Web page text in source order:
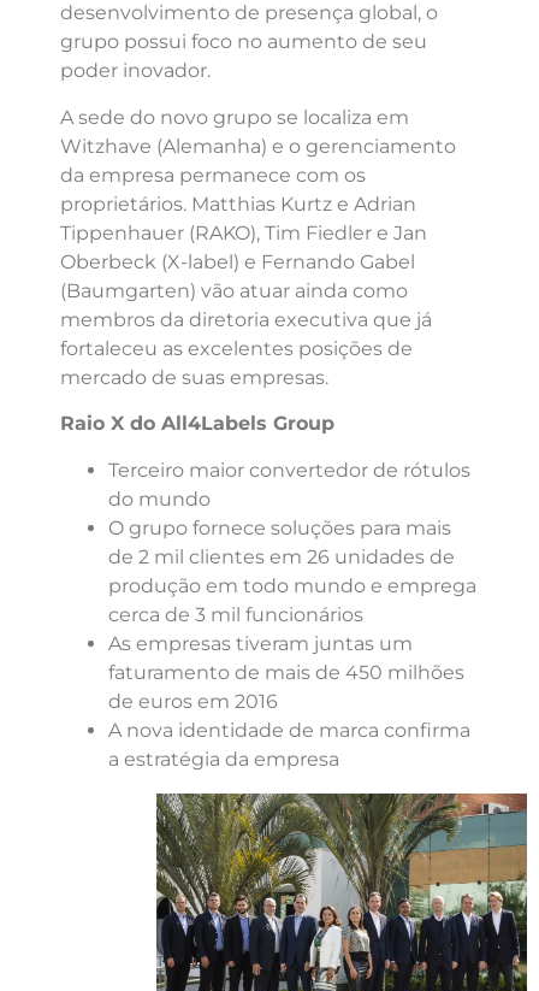
desenvolvimento de presença global, o
grupo possui foco no aumento de seu
poder inovador.
A sede do novo grupo se localiza em
Witzhave (Alemanha) e o gerenciamento
da empresa permanece com os
proprietários. Matthias Kurtz e Adrian
Tippenhauer (RAKO), Tim Fiedler e Jan
Oberbeck (X-label) e Fernando Gabel
(Baumgarten) vão atuar ainda como
membros da diretoria executiva que já
fortaleceu as excelentes posições de
mercado de suas empresas.
Raio X do All4Labels Group
Terceiro maior convertedor de rótulos
do mundo
O grupo fornece soluções para mais
de 2 mil clientes em 26 unidades de
produção em todo mundo e emprega
cerca de 3 mil funcionários
As empresas tiveram juntas um
faturamento de mais de 450 milhões
de euros em 2016
A nova identidade de marca confirma
a estratégia da empresa